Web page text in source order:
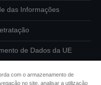
das Informações
de Dados da UE
com o armazenamento de
no site, analisar a utilização